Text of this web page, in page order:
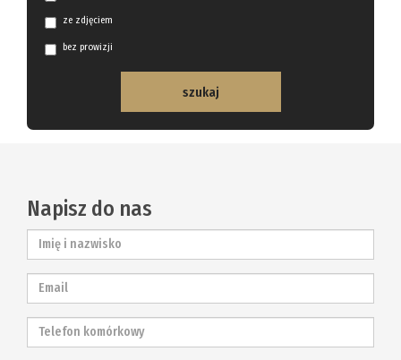
ze zdjęciem
bez prowizji
Napisz do nas